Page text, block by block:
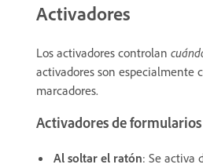
Activadores
Los activadores controlan
activadores son especialmente
marcadores.
Activadores de
Al soltar el ratón: Se activa